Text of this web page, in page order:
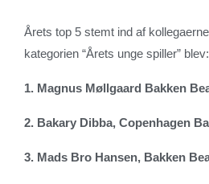
Årets top 5 stemt ind af
kategorien “Årets unge spiller” blev:
1. Magnus Møllgaard Bakken
2. Bakary Dibba, Copenhagen
3. Mads Bro Hansen, Bakken